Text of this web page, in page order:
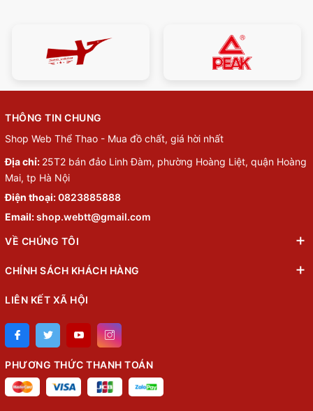
THÔNG TIN CHUNG
Shop Web Thể Thao - Mua đồ chất, giá hời nhất
Địa chỉ: 25T2 bán đảo Linh Đàm, phường Hoàng Liệt, quận Hoàng
Mai, tp Hà Nội
Điện thoại:0823885888
Email:shop.webtt@gmail.com
VỀ CHÚNG TÔI
CHÍNH SÁCH KHÁCH HÀNG
LIÊN KẾT XÃ HỘI
PHƯƠNG THỨC THANH TOÁN